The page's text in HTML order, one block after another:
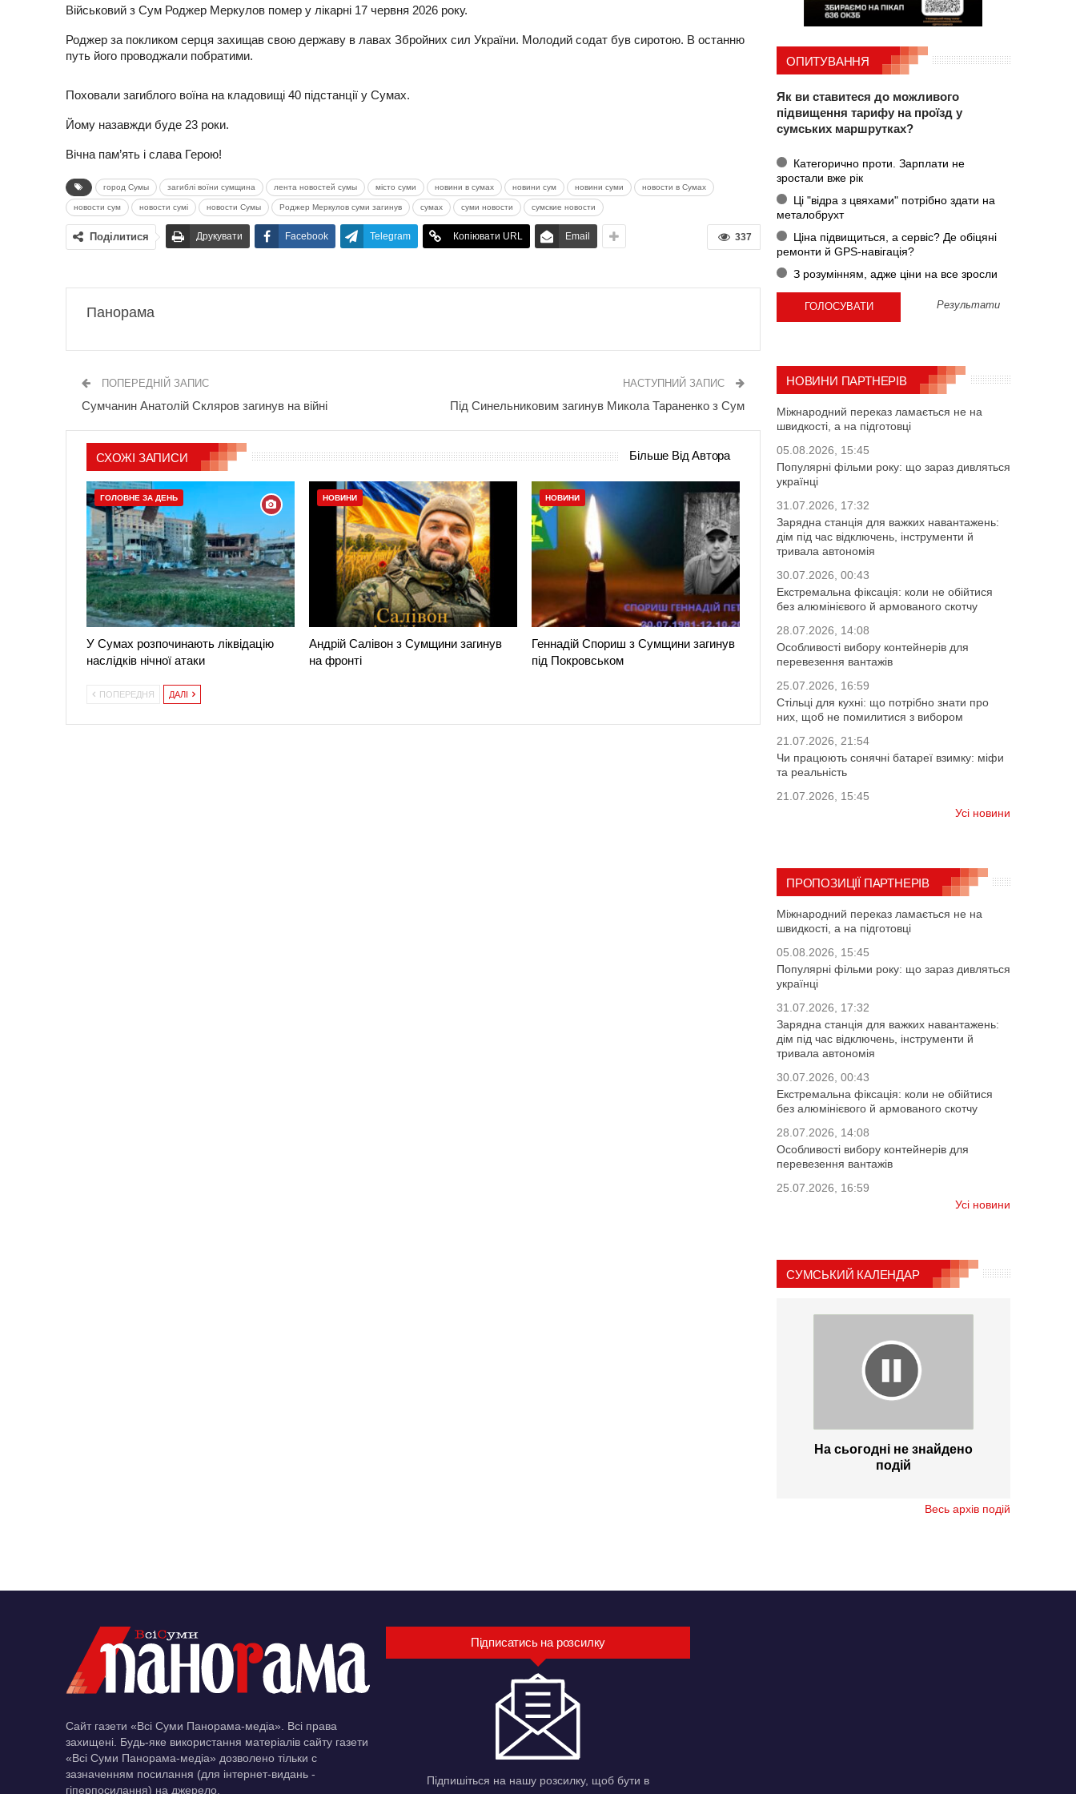
Військовий з Сум Роджер Меркулов помер у лікарні 17 червня 2026 року.
Роджер за покликом серця захищав свою державу в лавах Збройних сил України. Молодий содат був сиротою. В останню
путь його проводжали побратими.
Поховали загиблого воїна на кладовищі 40 підстанції у Сумах.
Йому назавжди буде 23 роки.
Вічна пам’ять і слава Герою!
город Сумы загиблі воїни сумщина лента новостей сумы місто суми новини в сумах новини сум новини суми новости в Сумах
новости сум новости сумі новости Сумы Роджер Меркулов суми загинув сумах суми новости сумские новости
337
Поділитися Друкувати Facebook Telegram Копіювати URL Email
Панорама
ПОПЕРЕДНІЙ ЗАПИС
Сумчанин Анатолій Скляров загинув на війні
НАСТУПНИЙ ЗАПИС
Під Синельниковим загинув Микола Тараненко з Сум
СХОЖІ ЗАПИСИ Більше Від Автора
ГОЛОВНЕ ЗА ДЕНЬ
У Сумах розпочинають ліквідацію
наслідків нічної атаки
НОВИНИ
Андрій Салівон з Сумщини загинув
на фронті
НОВИНИ
Геннадій Спориш з Сумщини загинув
під Покровськом
ПОПЕРЕДНЯ ДАЛІ
ОПИТУВАННЯ
Як ви ставитеся до можливого
підвищення тарифу на проїзд у
сумських маршрутках?
Категорично проти. Зарплати не
зростали вже рік
Ці "відра з цвяхами" потрібно здати на
металобрухт
Ціна підвищиться, а сервіс? Де обіцяні
ремонти й GPS-навігація?
З розумінням, адже ціни на все зросли
Результати
НОВИНИ ПАРТНЕРІВ
Міжнародний переказ ламається не на
швидкості, а на підготовці
05.08.2026, 15:45
Популярні фільми року: що зараз дивляться
українці
31.07.2026, 17:32
Зарядна станція для важких навантажень:
дім під час відключень, інструменти й
тривала автономія
30.07.2026, 00:43
Екстремальна фіксація: коли не обійтися
без алюмінієвого й армованого скотчу
28.07.2026, 14:08
Особливості вибору контейнерів для
перевезення вантажів
25.07.2026, 16:59
Стільці для кухні: що потрібно знати про
них, щоб не помилитися з вибором
21.07.2026, 21:54
Чи працюють сонячні батареї взимку: міфи
та реальність
21.07.2026, 15:45
Усі новини
ПРОПОЗИЦІЇ ПАРТНЕРІВ
Міжнародний переказ ламається не на
швидкості, а на підготовці
05.08.2026, 15:45
Популярні фільми року: що зараз дивляться
українці
31.07.2026, 17:32
Зарядна станція для важких навантажень:
дім під час відключень, інструменти й
тривала автономія
30.07.2026, 00:43
Екстремальна фіксація: коли не обійтися
без алюмінієвого й армованого скотчу
28.07.2026, 14:08
Особливості вибору контейнерів для
перевезення вантажів
25.07.2026, 16:59
Усі новини
СУМСЬКИЙ КАЛЕНДАР
На сьогодні не знайдено
подій
Весь архів подій
Сайт газети «Всі Суми Панорама-медіа». Всі права
захищені. Будь-яке використання матеріалів сайту газети
«Всі Суми Панорама-медіа» дозволено тільки c
зазначенням посилання (для інтернет-видань -
гіперпосилання) на джерело.
Підписатись на розсилку
Підпишіться на нашу розсилку, щоб бути в